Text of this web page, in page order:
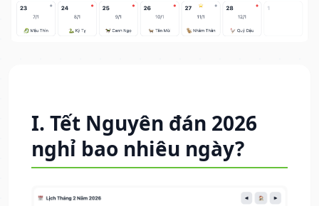
I. Tết Nguyên đán 2026
nghỉ bao nhiêu ngày?